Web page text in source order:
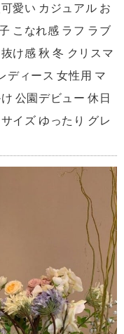
愛い カジュアル お
こなれ感 ラフ ラブ
け感 秋 冬 クリスマ
ディース 女性用 マ
公園デビュー 休日
イズ ゆったり グレ